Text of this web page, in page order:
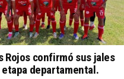
Rojos confirmó sus jales
etapa departamental.